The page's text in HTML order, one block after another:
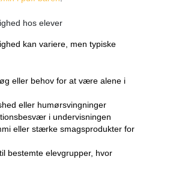
hos elever
kan variere, men typiske
eller behov for at være alene i
eller humørsvingninger
i undervisningen
eller stærke smagsprodukter for
bestemte elevgrupper, hvor